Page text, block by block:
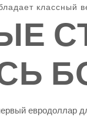
классный
евродоллар